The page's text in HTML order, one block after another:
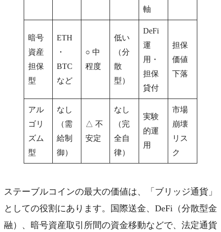
軸
暗号
資産
担保
型
ETH
・
BTC
など
○ 中
程度
低い
（分
散
型）
DeFi
運
用・
担保
貸付
担保
価値
下落
アル
ゴリ
ズム
型
なし
（需
給制
御）
△ 不
安定
なし
（完
全自
律）
実験
的運
用
市場
崩壊
リス
ク
ステーブルコインの最大の価値は、「ブリッジ通貨」
としての役割にあります。国際送金、DeFi（分散型金
融）、暗号資産取引所間の資金移動などで、法定通貨